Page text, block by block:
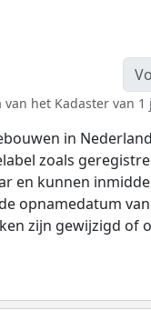
van het Kadaster van 1
in
zoals
en kunnen
opnamedatum
zijn gewijzigd of